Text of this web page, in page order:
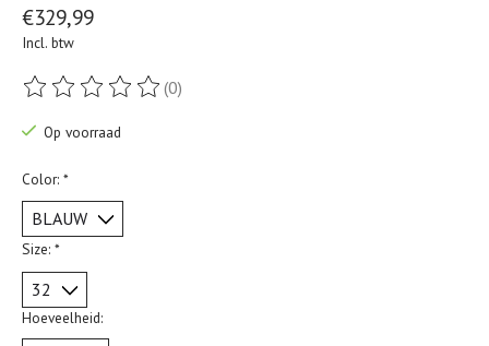
€329,99
Incl. btw
De beoordeling van dit product is
(0)
Op voorraad
Color: *
Size: *
Hoeveelheid: